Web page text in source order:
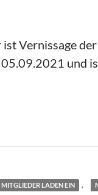
Vernissage
und
MITGLIEDER LADEN EIN ,